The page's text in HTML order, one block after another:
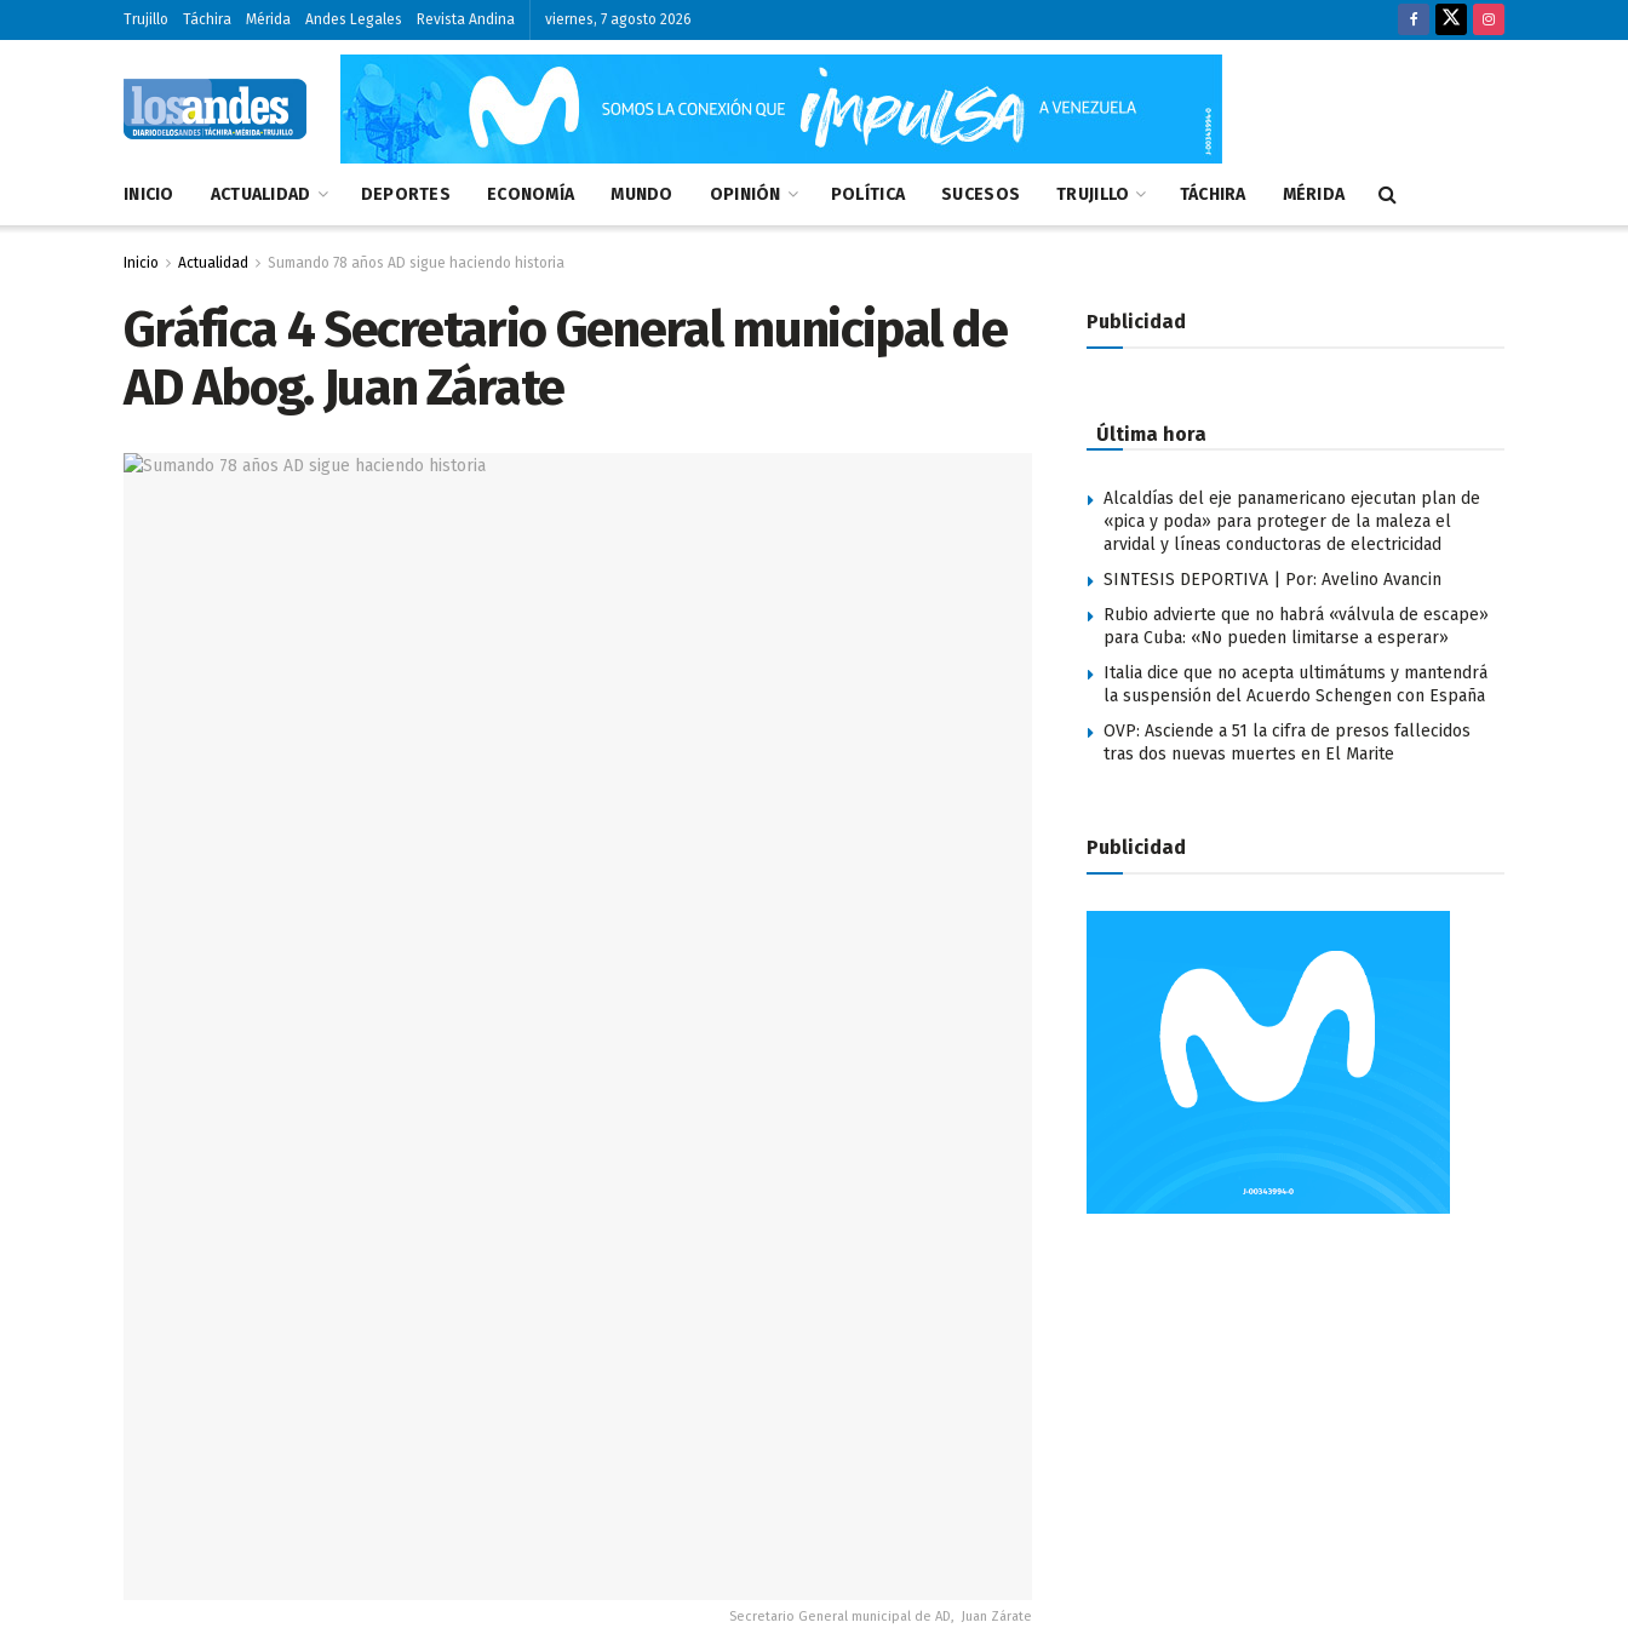
Trujillo Táchira Mérida Andes Legales Revista Andina viernes, 7 agosto 2026
INICIO ACTUALIDAD DEPORTES ECONOMÍA MUNDO OPINIÓN POLÍTICA SUCESOS TRUJILLO TÁCHIRA MÉRIDA
Inicio Actualidad Sumando 78 años AD sigue haciendo historia
Gráfica 4 Secretario General municipal de
AD Abog. Juan Zárate
Secretario General municipal de AD, Juan Zárate
Publicidad
Última hora
Alcaldías del eje panamericano ejecutan plan de
«pica y poda» para proteger de la maleza el
arvidal y líneas conductoras de electricidad
SINTESIS DEPORTIVA | Por: Avelino Avancin
Rubio advierte que no habrá «válvula de escape»
para Cuba: «No pueden limitarse a esperar»
Italia dice que no acepta ultimátums y mantendrá
la suspensión del Acuerdo Schengen con España
OVP: Asciende a 51 la cifra de presos fallecidos
tras dos nuevas muertes en El Marite
Publicidad